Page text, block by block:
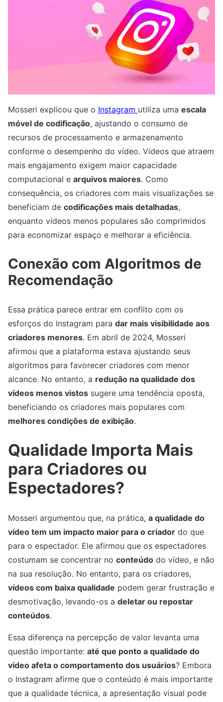
Mosseri explicou que o Instagram utiliza uma escala
móvel de codificação, ajustando o consumo de
recursos de processamento e armazenamento
conforme o desempenho do vídeo. Vídeos que atraem
mais engajamento exigem maior capacidade
computacional e arquivos maiores. Como
consequência, os criadores com mais visualizações se
beneficiam de codificações mais detalhadas,
enquanto vídeos menos populares são comprimidos
para economizar espaço e melhorar a eficiência.
Conexão com Algoritmos de
Recomendação
Essa prática parece entrar em conflito com os
esforços do Instagram para dar mais visibilidade aos
criadores menores. Em abril de 2024, Mosseri
afirmou que a plataforma estava ajustando seus
algoritmos para favorecer criadores com menor
alcance. No entanto, a redução na qualidade dos
vídeos menos vistos sugere uma tendência oposta,
beneficiando os criadores mais populares com
melhores condições de exibição.
Qualidade Importa Mais
para Criadores ou
Espectadores?
Mosseri argumentou que, na prática, a qualidade do
vídeo tem um impacto maior para o criador do que
para o espectador. Ele afirmou que os espectadores
costumam se concentrar no conteúdo do vídeo, e não
na sua resolução. No entanto, para os criadores,
vídeos com baixa qualidade podem gerar frustração e
desmotivação, levando-os a deletar ou repostar
conteúdos.
Essa diferença na percepção de valor levanta uma
questão importante: até que ponto a qualidade do
vídeo afeta o comportamento dos usuários? Embora
o Instagram afirme que o conteúdo é mais importante
que a qualidade técnica, a apresentação visual pode